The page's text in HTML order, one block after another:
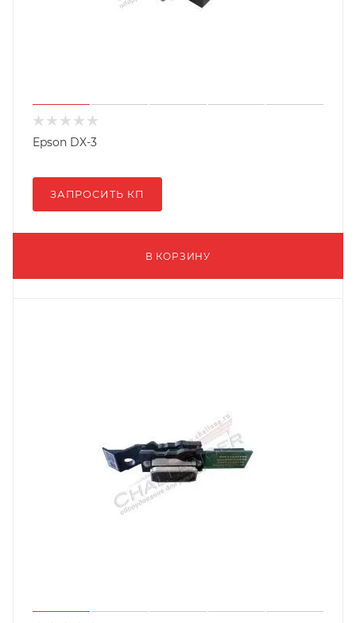
Epson DX-3
ЗАПРОСИТЬ КП
В КОРЗИНУ